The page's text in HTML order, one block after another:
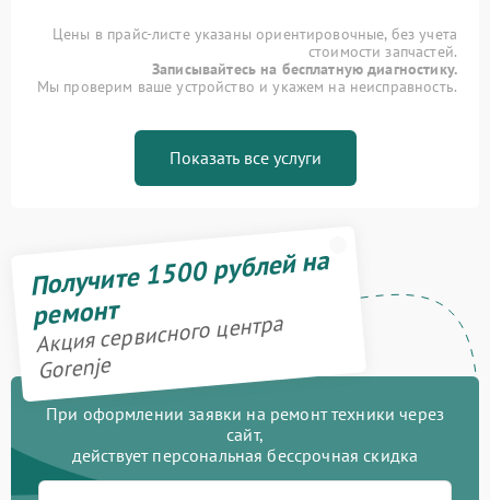
Цены в прайс-листе указаны ориентировочные, без учета
стоимости запчастей.
Записывайтесь на бесплатную диагностику.
Мы проверим ваше устройство и укажем на неисправность.
Показать все услуги
Получите 1500 рублей на
ремонт
Акция сервисного центра
Gorenje
При оформлении заявки на ремонт техники через
сайт,
действует персональная бессрочная скидка